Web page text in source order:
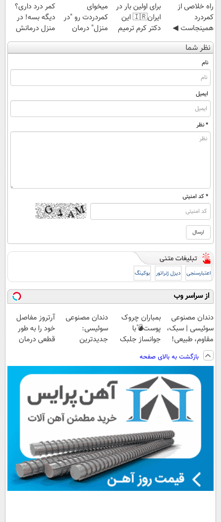
‌راه خلاصی از
کمردرد
همینجاست ◀
فقط کافیه فرم
رو پر کنی!
برای اولین بار در
ایران🇮🇷 این
دکتر کرم ترمیم
کننده 23 روزه
ساخت!
میخوای
کمردردت رو "در
منزل" درمان
کنی؟ (◂فیلم +
◂پرسش‌نامه)
کمر درد داری؟
دیگه بسه! در
منزل درمانش
کن
(◀پرسش‌نامه)
نظر شما
نام
ایمیل
* نظر
* کد امنیتی
اعتبارسنجی دیزل ژنراتور بوکینگ
از سراسر وب
دندان مصنوعی
سوئیسی | سبک،
مقاوم، طبیعی!
ویزیت
رایگان+پرداخت
اقساطی😍
بمباران چروک
پوست💣با
جوانساز جلبک
تاامشب)
دندان مصنوعی
سوئیسی:
جدیدترین
پرداخت قسطی
آرتروز مفاصل
خود را به طور
قطعی درمان
بازگشت به بالای صفحه